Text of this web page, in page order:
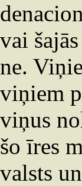
vai
ne.
viņiem
viņus
šo īres
valsts